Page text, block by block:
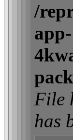
/
app-
File
has